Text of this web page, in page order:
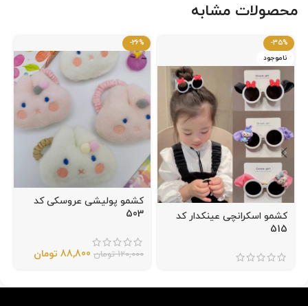
محصولات مشابه
-35%
ناموجود
کشمو اسکرانچی عینکدار کد
515
-26%
کشمو پولیشی عروسکی کد
503
120,000 تومان 88,800 تومان